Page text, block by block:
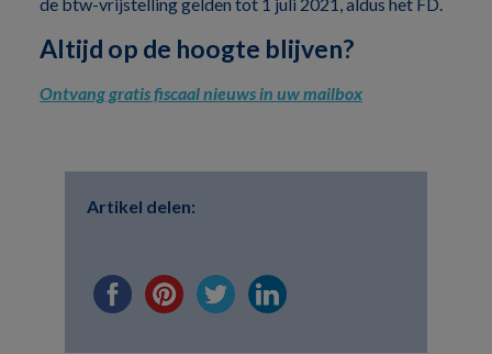
Altijd op de hoogte blijven?
Ontvang gratis fiscaal nieuws in uw mailbox
Artikel delen: